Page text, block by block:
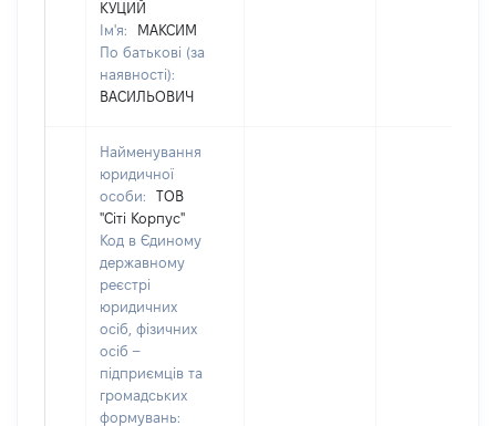
КУЦИЙ
Ім'я:
МАКСИМ
По батькові (за
наявності):
ВАСИЛЬОВИЧ
Найменування
юридичної
особи:
ТОВ
"Сіті Корпус"
Код в Єдиному
державному
реєстрі
юридичних
осіб, фізичних
осіб –
підприємців та
громадських
формувань: